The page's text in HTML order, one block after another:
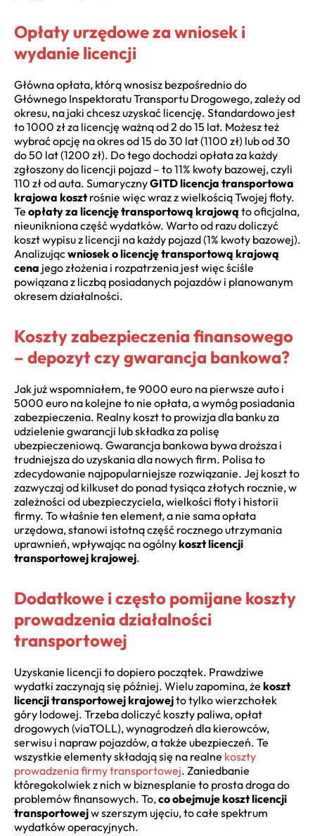
Opłaty urzędowe za wniosek i
wydanie licencji
Główna opłata, którą wnosisz bezpośrednio do
Głównego Inspektoratu Transportu Drogowego, zależy od
okresu, na jaki chcesz uzyskać licencję. Standardowo jest
to 1000 zł za licencję ważną od 2 do 15 lat. Możesz też
wybrać opcję na okres od 15 do 30 lat (1100 zł) lub od 30
do 50 lat (1200 zł). Do tego dochodzi opłata za każdy
zgłoszony do licencji pojazd – to 11% kwoty bazowej, czyli
110 zł od auta. SumarycznyGITD licencja transportowa
krajowa kosztrośnie więc wraz z wielkością Twojej floty.
Te opłaty za licencję transportową krajową to oficjalna,
nieunikniona część wydatków. Warto od razu doliczyć
koszt wypisu z licencji na każdy pojazd (1% kwoty bazowej).
Analizującwniosek o licencję transportową krajową
cena jego złożenia i rozpatrzenia jest więc ściśle
powiązana z liczbą posiadanych pojazdów i planowanym
okresem działalności.
Koszty zabezpieczenia finansowego
– depozyt czy gwarancja bankowa?
Jak już wspomniałem, te 9000 euro na pierwsze auto i
5000 euro na kolejne to nie opłata, a wymóg posiadania
zabezpieczenia. Realny koszt to prowizja dla banku za
udzielenie gwarancji lub składka za polisę
ubezpieczeniową. Gwarancja bankowa bywa droższa i
trudniejsza do uzyskania dla nowych firm. Polisa to
zdecydowanie najpopularniejsze rozwiązanie. Jej koszt to
zazwyczaj od kilkuset do ponad tysiąca złotych rocznie, w
zależności od ubezpieczyciela, wielkości floty i historii
firmy. To właśnie ten element, a nie sama opłata
urzędowa, stanowi istotną część rocznego utrzymania
uprawnień, wpływając na ogólnykoszt licencji
transportowej krajowej.
Dodatkowe i często pomijane koszty
prowadzenia działalności
transportowej
Uzyskanie licencji to dopiero początek. Prawdziwe
wydatki zaczynają się później. Wielu zapomina, że koszt
licencji transportowej krajowejto tylko wierzchołek
góry lodowej. Trzeba doliczyć koszty paliwa, opłat
drogowych (viaTOLL), wynagrodzeń dla kierowców,
serwisu i napraw pojazdów, a także ubezpieczeń. Te
wszystkie elementy składają się na realne koszty
prowadzenia firmy transportowej. Zaniedbanie
któregokolwiek z nich w biznesplanie to prosta droga do
problemów finansowych. To,co obejmuje koszt licencji
transportowejw szerszym ujęciu, to całe spektrum
wydatków operacyjnych.